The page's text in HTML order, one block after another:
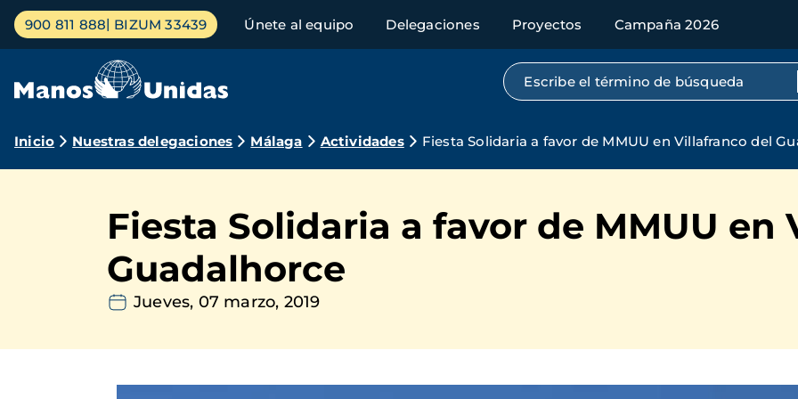
Pasar
contenido
Menú
principal
900 811 888 BIZUM 33439 Únete al equipo Delegaciones Proyectos Campaña 2026
Búsqueda por texto completo
Ruta
navegación
Inicio Nuestras delegaciones Málaga Actividades Fiesta Solidaria a favor de MMUU en Villafranco del
Fiesta Solidaria a favor de MMUU en
Guadalhorce
Jueves, 07 marzo, 2019